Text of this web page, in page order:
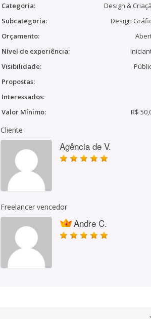
Categoria:
Design &
Subcategoria:
Design
Orçamento:
Nível de experiência:
Visibilidade:
Propostas:
Interessados:
Valor Mínimo:
R$
Cliente
Agência de V.
Freelancer vencedor
Andre C.